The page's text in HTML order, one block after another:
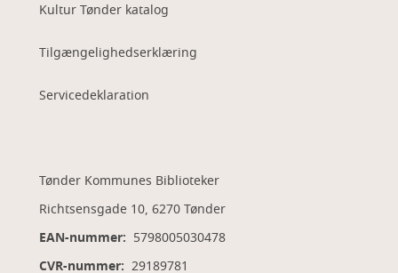
Kultur Tønder katalog
Tilgængelighedserklæring
Servicedeklaration
Tønder Kommunes Biblioteker
Richtsensgade 10, 6270 Tønder
EAN-nummer: 5798005030478
CVR-nummer: 29189781